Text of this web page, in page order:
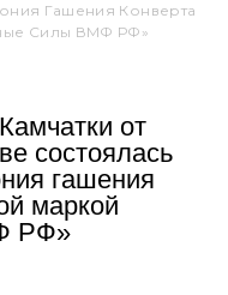
Гашения Конверта
Силы ВМФ РФ»
от
состоялась
гашения
маркой
РФ»